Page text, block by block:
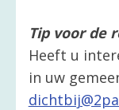
Tip voor de
Heeft u
in uw